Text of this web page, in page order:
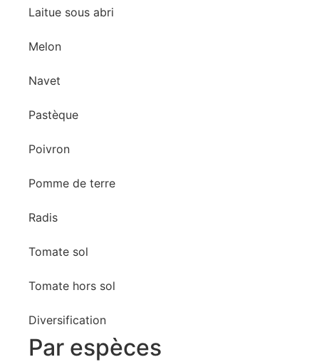
Laitue sous abri
Melon
Navet
Pastèque
Poivron
Pomme de terre
Radis
Tomate sol
Tomate hors sol
Diversification
Par espèces